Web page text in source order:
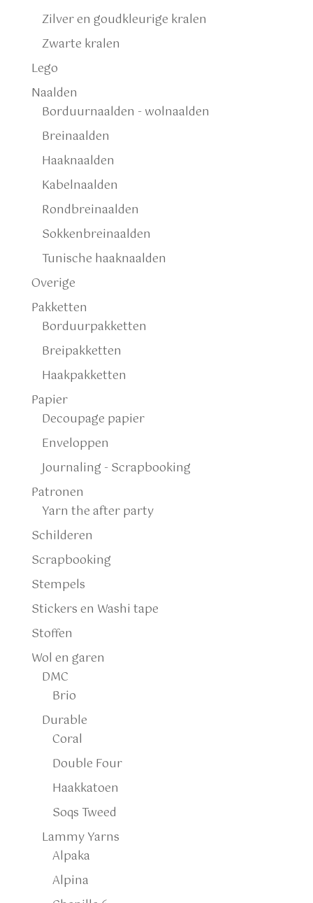
Zilver en goudkleurige kralen
Zwarte kralen
Lego
Naalden
Borduurnaalden - wolnaalden
Breinaalden
Haaknaalden
Kabelnaalden
Rondbreinaalden
Sokkenbreinaalden
Tunische haaknaalden
Overige
Pakketten
Borduurpakketten
Breipakketten
Haakpakketten
Papier
Decoupage papier
Enveloppen
Journaling - Scrapbooking
Patronen
Yarn the after party
Schilderen
Scrapbooking
Stempels
Stickers en Washi tape
Stoffen
Wol en garen
DMC
Brio
Durable
Coral
Double Four
Haakkatoen
Soqs Tweed
Lammy Yarns
Alpaka
Alpina